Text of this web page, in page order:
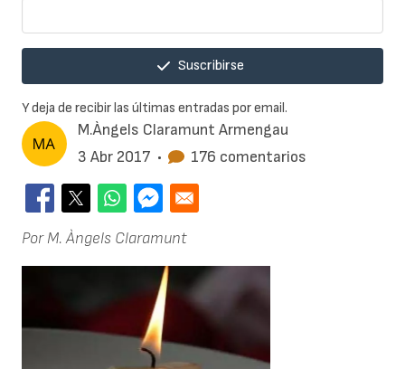
M.Àngels Claramunt Armengau
3 Abr 2017 • 176 comentarios
Por M. Àngels Claramunt
Suscribirse
Y deja de recibir las últimas entradas por email.